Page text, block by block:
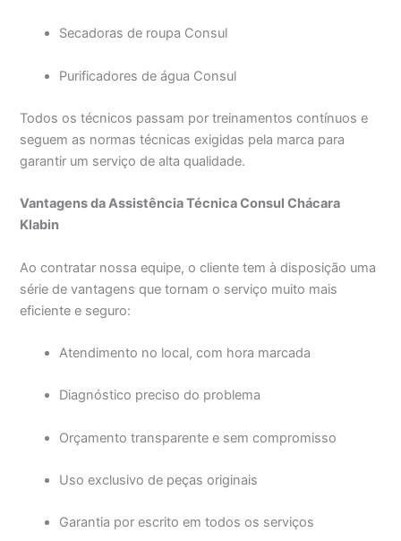
Secadoras de roupa Consul
Purificadores de água Consul
Todos os técnicos passam por treinamentos contínuos e
seguem as normas técnicas exigidas pela marca para
garantir um serviço de alta qualidade.
Vantagens da Assistência Técnica Consul Chácara
Klabin
Ao contratar nossa equipe, o cliente tem à disposição uma
série de vantagens que tornam o serviço muito mais
eficiente e seguro:
Atendimento no local, com hora marcada
Diagnóstico preciso do problema
Orçamento transparente e sem compromisso
Uso exclusivo de peças originais
Garantia por escrito em todos os serviços